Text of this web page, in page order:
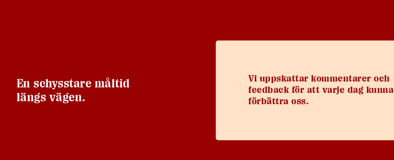
En schysstare måltid
längs vägen.
Vi uppskattar kommentarer och
feedback för att varje dag kunna
förbättra oss.